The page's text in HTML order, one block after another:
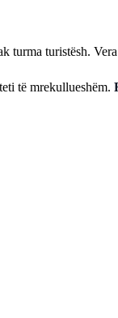
turistësh.
të mrekullueshëm.